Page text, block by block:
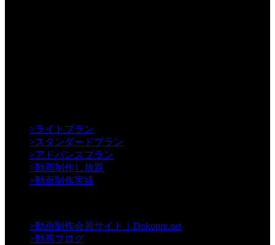
>ライトプラン
>スタンダードプラン
>アドバンスプラン
>動画制作し放題
>動画制作実績
>動画制作会員サイト｜Dokopre.net
>動画ブログ